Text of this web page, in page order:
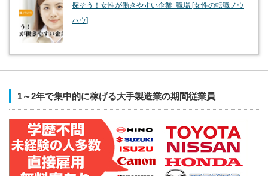
探そう！女性が働きやすい企業･職場 [女性の転職ノウ
ハウ]
1～2年で集中的に稼げる大手製造業の期間従業員